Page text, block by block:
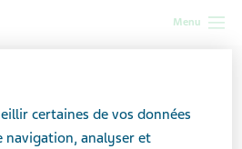
Menu
certaines de vos données
analyser et